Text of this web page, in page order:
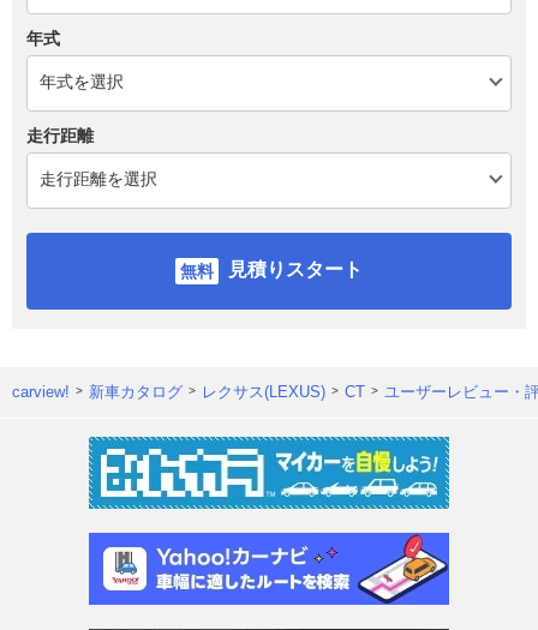
年式
走行距離
見積りスタート
carview! 新車カタログ レクサス(LEXUS) CT ユーザーレビュー・